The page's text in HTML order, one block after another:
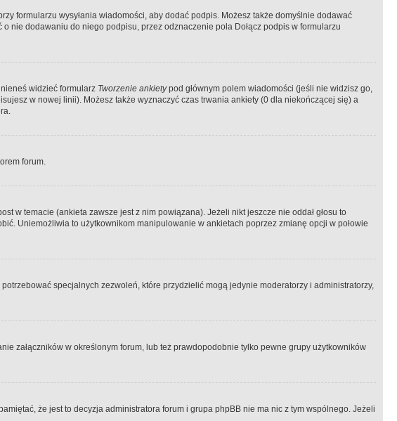
formularzu wysyłania wiadomości, aby dodać podpis. Możesz także domyślnie dodawać
nie dodawaniu do niego podpisu, przez odznaczenie pola Dołącz podpis w formularzu
widzieć formularz Tworzenie ankietypod głównym polem wiadomości (jeśli nie widzisz go,
w nowej linii). Możesz także wyznaczyć czas trwania ankiety (0 dla niekończącej się) a
forum.
w temacie (ankieta zawsze jest z nim powiązana). Jeżeli nikt jeszcze nie oddał głosu to
Uniemożliwia to użytkownikom manipulowanie w ankietach poprzez zmianę opcji w połowie
specjalnych zezwoleń, które przydzielić mogą jedynie moderatorzy i administratorzy,
załączników w określonym forum, lub też prawdopodobnie tylko pewne grupy użytkowników
że jest to decyzja administratora forum i grupa phpBB nie ma nic z tym wspólnego. Jeżeli